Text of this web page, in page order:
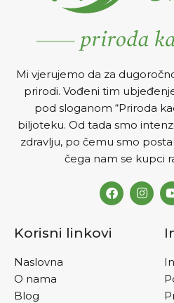
Mi vjerujemo da za
prirodi. Vođeni tim
pod sloganom “Priroda
biljoteku. Od tada smo
zdravlju, po čemu smo
čega nam se kupci
Korisni linkovi
Naslovna
O nama
Blog